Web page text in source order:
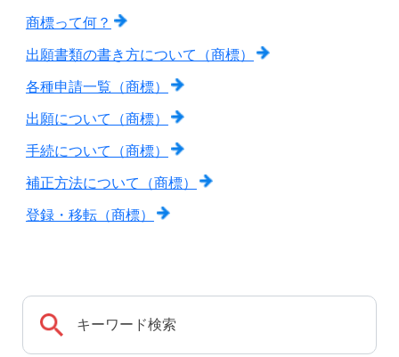
商標って何？
出願書類の書き方について（商標）
各種申請一覧（商標）
出願について（商標）
手続について（商標）
補正方法について（商標）
登録・移転（商標）